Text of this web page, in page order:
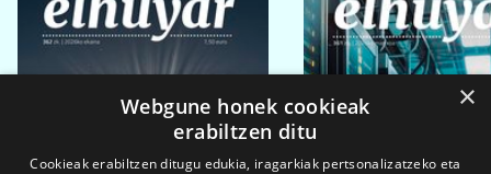
×
Webgune honek cookieak
erabiltzen ditu
Cookieak erabiltzen ditugu edukia, iragarkiak pertsonalizatzeko eta